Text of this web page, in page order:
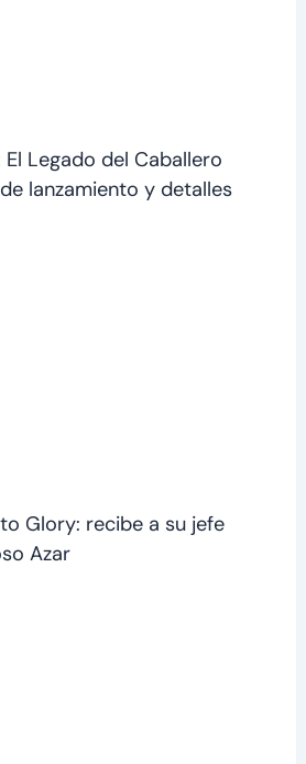
El Legado del Caballero
lanzamiento y detalles
Glory: recibe a su jefe
Azar